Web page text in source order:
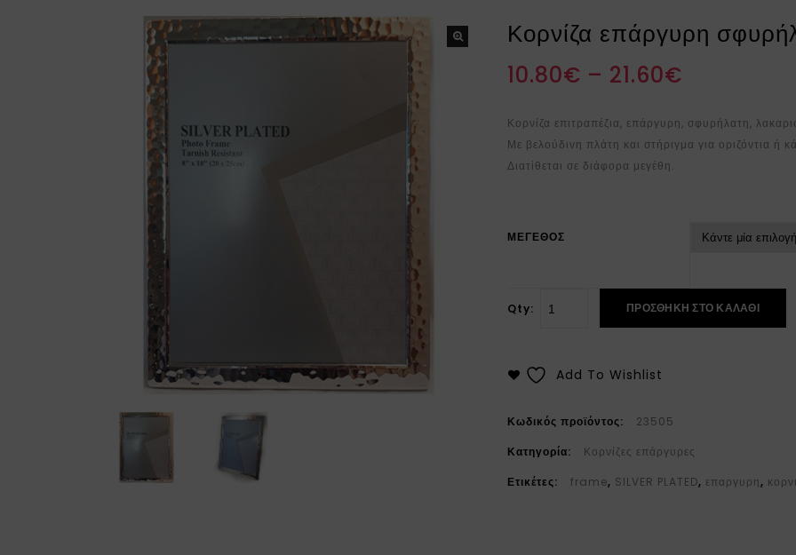
Κορνίζα επάργυρη
10.80€ – 21.60€
Κορνίζα επιτραπέζια, επάργυρη, σφυρήλατη,
Με βελούδινη πλάτη και στήριγμα για οριζόντια ή
Διατίθεται σε διάφορα μεγέθη.
ΜΕΓΕΘΟΣ
Qty: ΠΡΟΣΘΉΚΗ ΣΤΟ ΚΑΛΆΘΙ
Add To Wishlist
Κωδικός προϊόντος:
23505
Κατηγορία:
Κορνίζες επάργυρες
Ετικέτες:
frame, SILVER PLATED, επαργυρη,